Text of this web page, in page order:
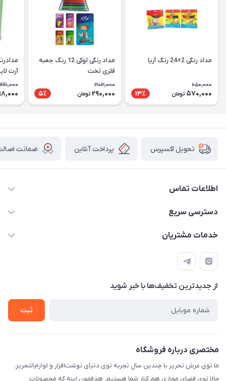
مداد رنگی 2+24 رنگ آریا
650,000
570,000 تومان 13٪
مداد رنگی لوکی 12 رنگ جعبه
فلزی تخت
303,000
290,000 تومان 5٪
آرت
441,000
تحویل اکسپرس پرداخت آنلاین ضمانت
اطلاعات تماس
2424 3672 - 021
دسترسی سریع
لیست محصولات
راهنما
خدمات مشتریان
پرداخت الکترونیکی امن
رویه ارسال کالا
حریم خصوصی
تماس با ما
از جدید‌ترین تخفیف‌ها با‌ خبر شوید
ثبت
مختصری درباره فروشگاه
ما توی عرش تحریر با چندین سال تجربه توی دنیای نوشت‌افزار و لوازم‌التحریر،
حالا توی فضای مجازی هم کنار شما هستیم. هدفمون اینه که محصولات